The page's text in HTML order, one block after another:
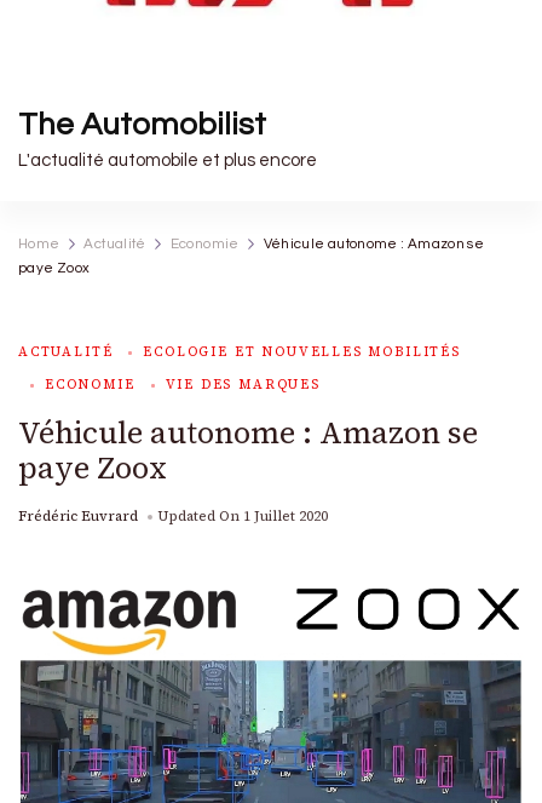
The Automobilist
L'actualité automobile et plus encore
Home Actualité Economie
Véhicule autonome : Amazon se
paye Zoox
ACTUALITÉ
ECOLOGIE ET NOUVELLES MOBILITÉS
ECONOMIE
VIE DES MARQUES
Véhicule autonome : Amazon se
paye Zoox
Frédéric Euvrard Updated On 1 Juillet 2020